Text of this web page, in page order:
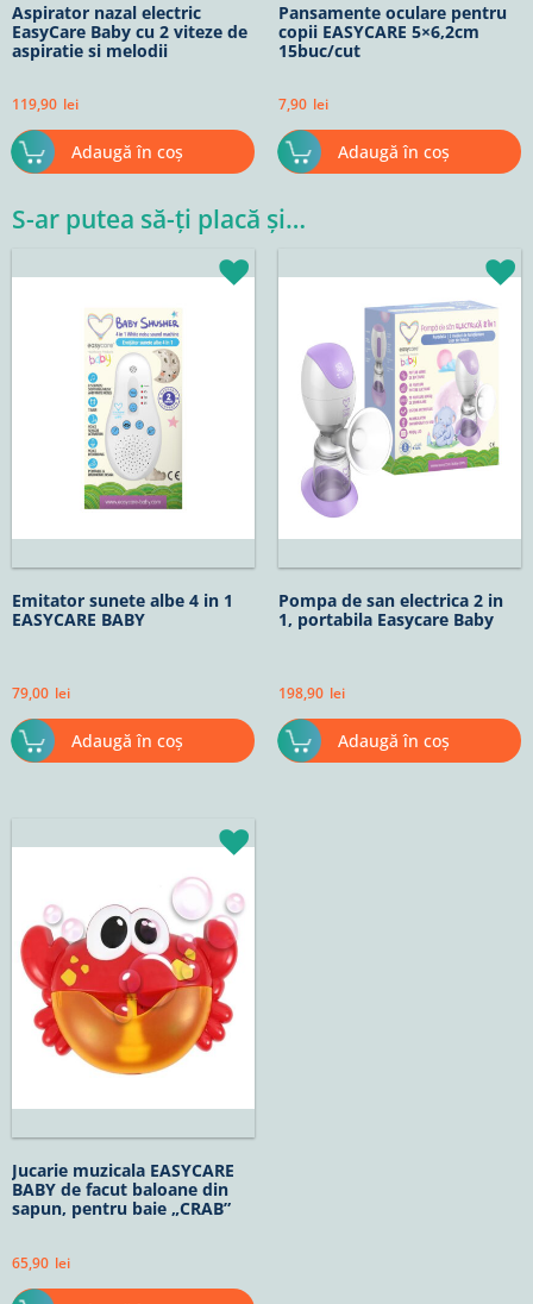
Aspirator nazal electric
EasyCare Baby cu 2 viteze de
aspiratie si melodii
119,90 lei
Adaugă în coș
Pansamente oculare pentru
copii EASYCARE 5×6,2cm
15buc/cut
7,90 lei
Adaugă în coș
S-ar putea să-ți placă și…
Emitator sunete albe 4 in 1
EASYCARE BABY
79,00 lei
Adaugă în coș
Pompa de san electrica 2 in
1, portabila Easycare Baby
198,90 lei
Adaugă în coș
Jucarie muzicala EASYCARE
BABY de facut baloane din
sapun, pentru baie „CRAB”
65,90 lei